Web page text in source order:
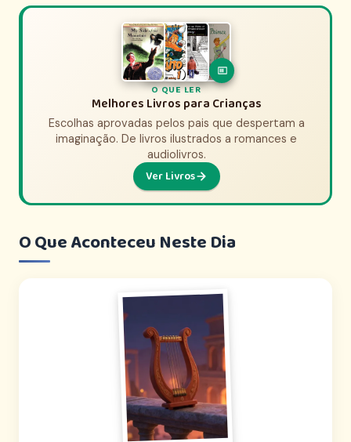
O QUE ASSISTIR
Filmes e Séries de História para Crianças
Escolhas aprovadas pelos pais que dão vida à
história. De aventuras animadas a documentários
épicos.
Ver Seleção
O QUE LER
Melhores Livros para Crianças
Escolhas aprovadas pelos pais que despertam a
imaginação. De livros ilustrados a romances e
audiolivros.
Ver Livros
O Que Aconteceu Neste Dia